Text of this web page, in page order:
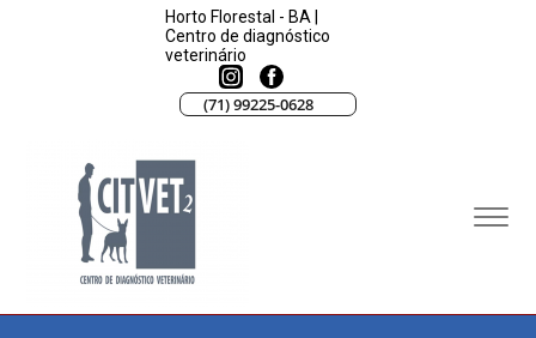
Horto Florestal - BA |
Centro de diagnóstico
veterinário
(71) 99225-0628